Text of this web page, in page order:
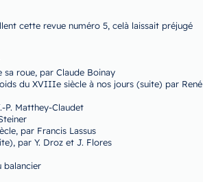
cette revue numéro 5, celà laissait préjugé
roue, par Claude Boinay
du XVIIIe siècle à nos jours (suite) par René
P. Matthey-Claudet
par Francis Lassus
par Y. Droz et J. Flores
balancier